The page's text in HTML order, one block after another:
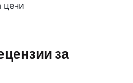
цени
за